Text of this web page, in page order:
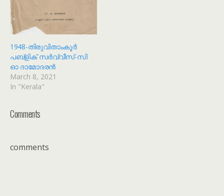
1948-തിരുവിതാംകൂര്‍
പബ്ളിക് സര്‍വ്വീസ്-സി
ഓ ദാമോദരന്‍
March 8, 2021
In "Kerala"
Comments
comments